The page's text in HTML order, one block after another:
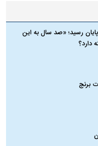
به پایان رسید؛ «صد سال به این
دارد؟
برنج